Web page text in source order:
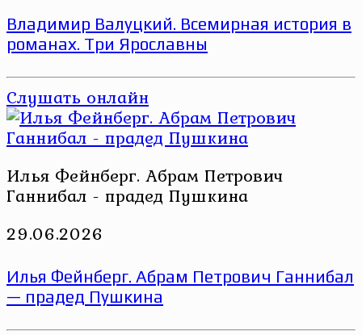
Владимир Валуцкий. Всемирная история в
романах. Три Ярославны
Слушать онлайн
Илья Фейнберг. Абрам Петрович
Ганнибал - прадед Пушкина
29.06.2026
Илья Фейнберг. Абрам Петрович Ганнибал
— прадед Пушкина